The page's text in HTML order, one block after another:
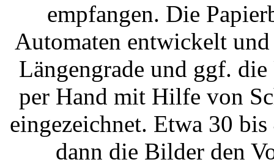
empfangen. Die
Automaten entwickelt
Längengrade und ggf.
per Hand mit Hilfe von
eingezeichnet. Etwa 30
dann die Bilder den